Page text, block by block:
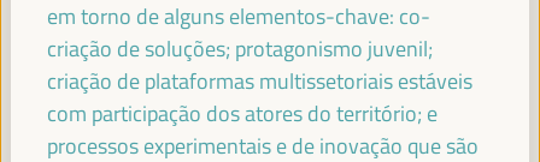
TERESA RIBERA (VIDEO MESSAGE)
Vice-presidente executivo para uma transição limpa,
justa e competitiva - Comissão Europeia
em torno de alguns elementos-chave: co-
criação de soluções; protagonismo juvenil;
criação de plataformas multissetoriais estáveis
com participação dos atores do território; e
processos experimentais e de inovação que são